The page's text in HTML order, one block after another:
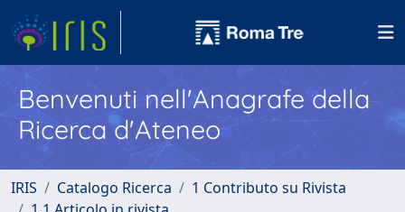
Benvenuti nell'Anagrafe della
Ricerca d'Ateneo
IRIS Catalogo Ricerca
1 Contributo su Rivista